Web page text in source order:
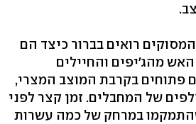
רואים בברור כיצד הם
מהג'יפים והחיילים
פתוחים בקרבת המוצב המצרי,
של המחבלים. זמן קצר לפני
במרחק של כמה עשרות